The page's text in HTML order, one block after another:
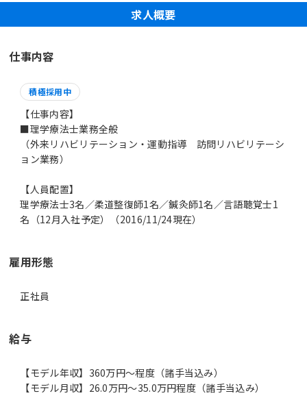
求人概要
仕事内容
積極採用中
【仕事内容】
■理学療法士業務全般
（外来リハビリテーション・運動指導 訪問リハビリテーシ
ョン業務）
【人員配置】
理学療法士3名／柔道整復師1名／鍼灸師1名／言語聴覚士1
名（12月入社予定）（2016/11/24現在）
雇用形態
正社員
給与
【モデル年収】360万円〜程度（諸手当込み）
【モデル月収】26.0万円〜35.0万円程度（諸手当込み）